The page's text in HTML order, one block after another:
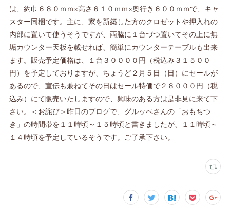
は、約巾６８０ｍｍ×高さ６１０ｍｍ×奥行き６００ｍｍで、キャ
スター同梱です。主に、家を新築した方のクロゼットや押入れの
内部に置いて使うそうですが、両脇に１台づつ置いてその上に無
垢カウンター天板を載せれば、簡単にカウンターテーブルも出来
ます。販売予定価格は、１台３００００円（税込み３１５００
円）を予定しておりますが、ちょうど２月５日（日）にセールが
あるので、宣伝も兼ねてその日はセール特価で２８０００円（税
込み）にて販売いたしますので、興味のある方は是非見に来て下
さい。＜お詫び＞昨日のブログで、グルッペさんの「おもちつ
き」の時間帯を１１時頃～１５時頃と書きましたが、１１時頃～
１４時頃を予定しているそうです。ご了承下さい。